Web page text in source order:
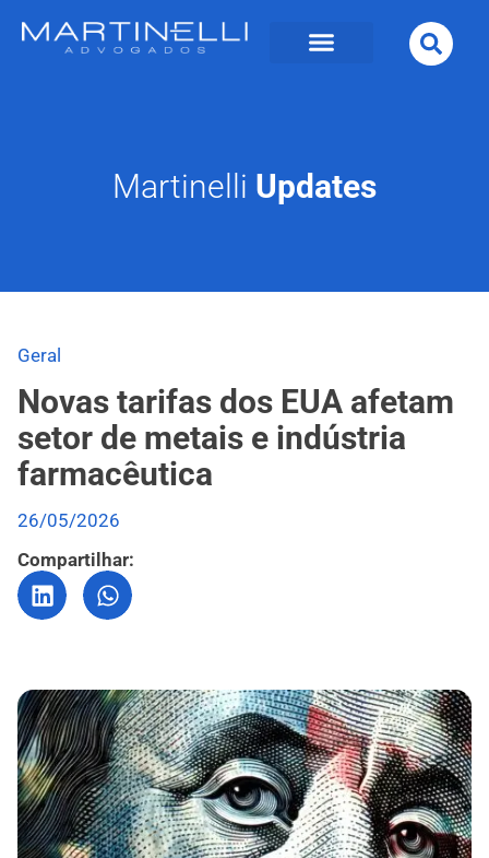
Martinelli Updates
Geral
Novas tarifas dos EUA afetam
setor de metais e indústria
farmacêutica
26/05/2026
Compartilhar: